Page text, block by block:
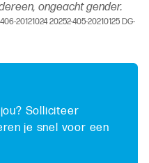
ongeacht gender.
20121024 20252-405-20210125 DG-
Solliciteer
je snel voor een